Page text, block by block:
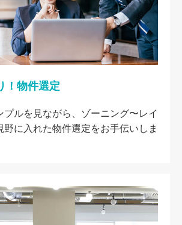
！物件選定
プルを見ながら、ゾーニング〜レイ
野に入れた物件選定をお手伝いしま